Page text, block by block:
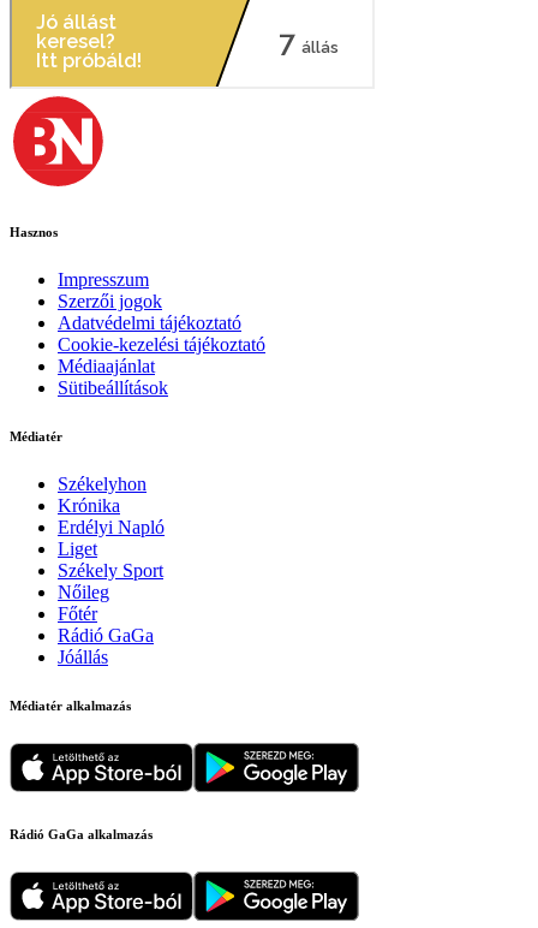
Hasznos
Impresszum
Szerzői jogok
Adatvédelmi tájékoztató
Cookie-kezelési tájékoztató
Médiaajánlat
Sütibeállítások
Médiatér
Székelyhon
Krónika
Erdélyi Napló
Liget
Székely Sport
Nőileg
Főtér
Rádió GaGa
Jóállás
Médiatér alkalmazás
Rádió GaGa alkalmazás